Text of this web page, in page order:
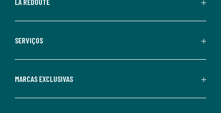
SERVIÇOS
MARCAS EXCLUSIVAS